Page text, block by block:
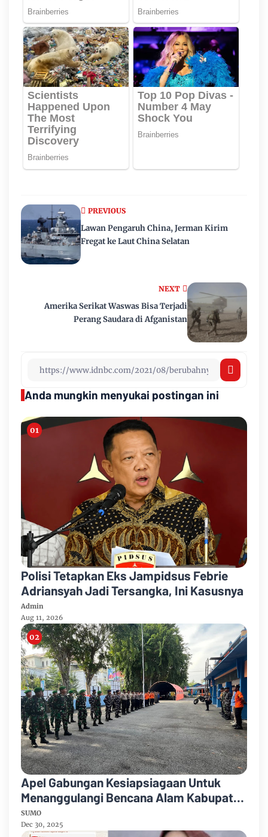
NEXT
Amerika Serikat Waswas Bisa Terjadi
Perang Saudara di Afganistan
PREVIOUS
Lawan Pengaruh China, Jerman Kirim
Fregat ke Laut China Selatan
Anda mungkin menyukai postingan ini
Polisi Tetapkan Eks Jampidsus Febrie
Adriansyah Jadi Tersangka, Ini Kasusnya
Admin
Aug 11, 2026
Apel Gabungan Kesiapsiagaan Untuk
Menanggulangi Bencana Alam Kabupaten
Bengkalis
SUMO
Dec 30, 2025